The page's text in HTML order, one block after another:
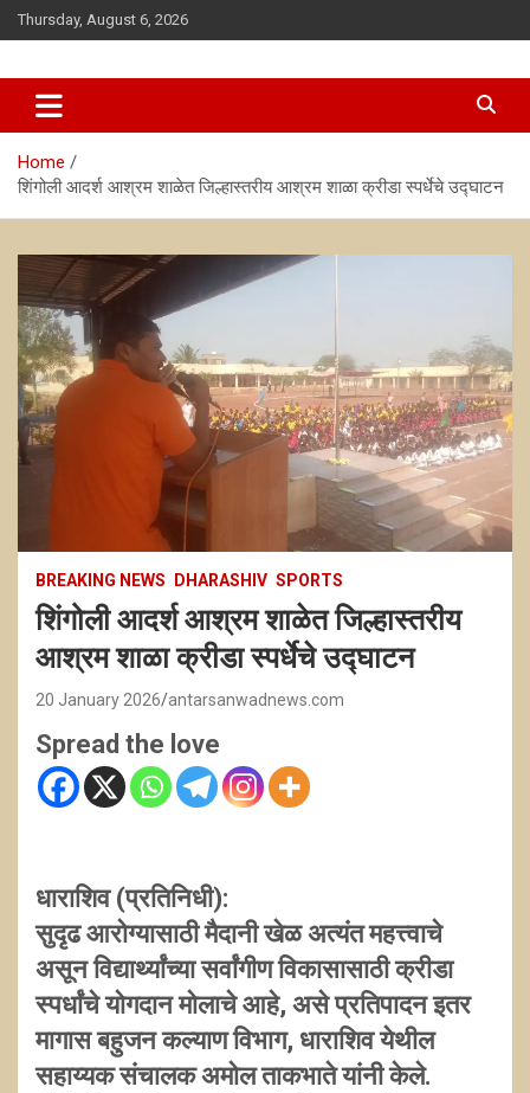
Skip
to
Thursday, August 6, 2026
antarsanwadnews
Home
शिंगोली आदर्श आश्रम शाळेत जिल्हास्तरीय आश्रम शाळा क्रीडा स्पर्धेचे उद्घाटन
BREAKING NEWS DHARASHIV SPORTS
शिंगोली आदर्श आश्रम शाळेत जिल्हास्तरीय
आश्रम शाळा क्रीडा स्पर्धेचे उद्घाटन
20 January 2026 antarsanwadnews.com
Spread the love
धाराशिव (प्रतिनिधी):
सुदृढ आरोग्यासाठी मैदानी खेळ अत्यंत महत्त्वाचे
असून विद्यार्थ्यांच्या सर्वांगीण विकासासाठी क्रीडा
स्पर्धांचे योगदान मोलाचे आहे, असे प्रतिपादन इतर
मागास बहुजन कल्याण विभाग, धाराशिव येथील
सहाय्यक संचालक अमोल ताकभाते यांनी केले.